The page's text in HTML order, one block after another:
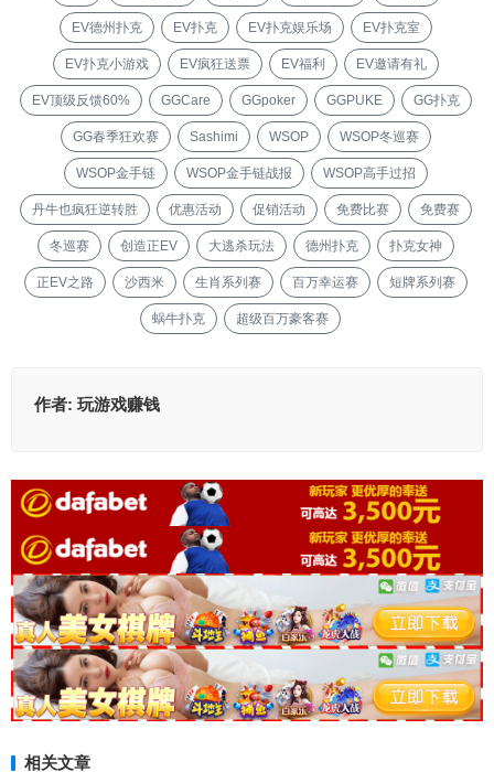
EV德州扑克 EV扑克 EV扑克娱乐场 EV扑克室
EV扑克小游戏 EV疯狂送票 EV福利 EV邀请有礼
EV顶级反馈60% GGCare GGpoker GGPUKE GG扑克
GG春季狂欢赛 Sashimi WSOP WSOP冬巡赛
WSOP金手链 WSOP金手链战报 WSOP高手过招
丹牛也疯狂逆转胜 优惠活动 促销活动 免费比赛 免费赛
冬巡赛 创造正EV 大逃杀玩法 德州扑克 扑克女神
正EV之路 沙西米 生肖系列赛 百万幸运赛 短牌系列赛
蜗牛扑克 超级百万豪客赛
作者: 玩游戏赚钱
相关文章